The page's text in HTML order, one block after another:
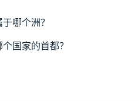
哪个洲？
国家的首都？